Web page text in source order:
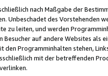
nach Maßgabe der
Unbeschadet des Vorstehenden
zu leiten, und werden
auf andere Websites als
den Programminhalten stehen,
mit der betreffenden